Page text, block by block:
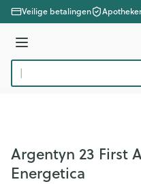
Ga naar de inhoud
Veilige betalingen
Menu
Product, merk, categorie...
Argentyn 23 First
Energetica